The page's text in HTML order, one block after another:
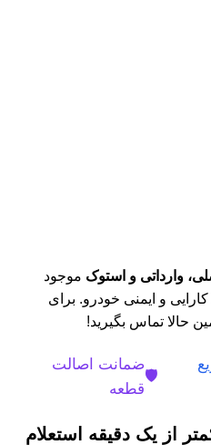
موجود
و ایمنی خودرو. برای
حالا تماس بگیرید!
🛡️
ضمانت اصالت
قطعه
از یک دقیقه استعلام